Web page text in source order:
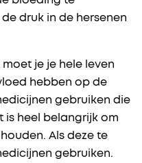
druk in de hersenen
moet je je hele leven
hebben op de
gebruiken die
is heel belangrijk om
Als deze te
gebruiken.